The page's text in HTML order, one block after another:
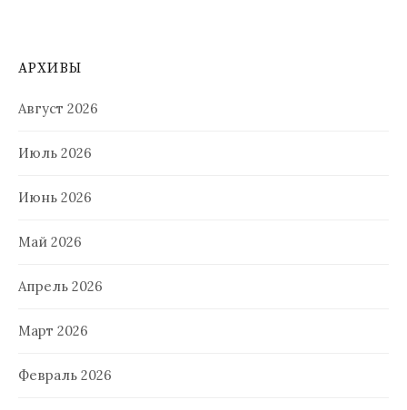
АРХИВЫ
Август 2026
Июль 2026
Июнь 2026
Май 2026
Апрель 2026
Март 2026
Февраль 2026